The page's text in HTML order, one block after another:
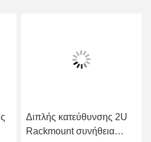
Διπλής κατεύθυνσης 2U
Rackmount συνήθεια